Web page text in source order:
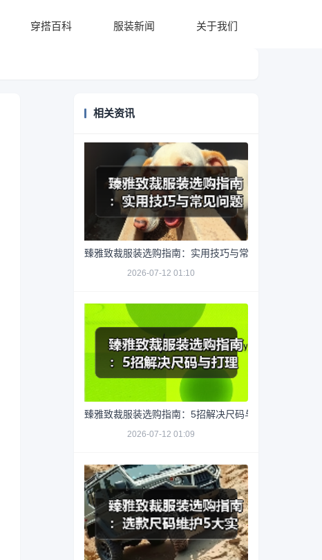
穿搭百科 服装新闻 关于我们
相关资讯
臻雅致裁服装选购指南：实用技巧与常见问题解析
2026-07-12 01:10
臻雅致裁服装选购指南：5招解决尺码与打理难题
2026-07-12 01:09